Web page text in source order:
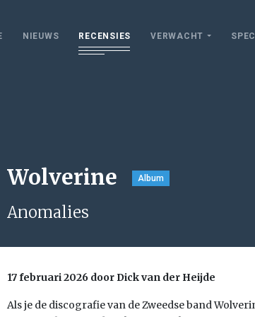
NIEUWS RECENSIES VERWACHT
Wolverine Album
Anomalies
17 februari 2026 door Dick van der Heijde
Als je de discografie van de Zweedse band